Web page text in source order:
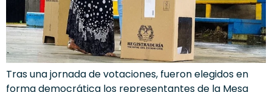
Tras una jornada de votaciones, fueron elegidos en
forma democrática los representantes de la Mesa